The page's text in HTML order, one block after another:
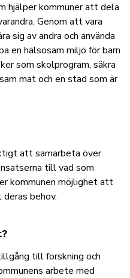
hjälper kommuner att dela
Genom att vara
sig av andra och använda
en hälsosam miljö för barn
som skolprogram, säkra
mat och en stad som är
att samarbeta över
till vad som
kommunen möjlighet att
behov.
till forskning och
arbete med